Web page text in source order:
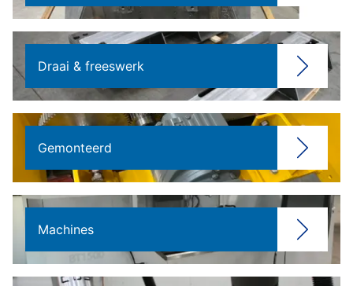
Draai & freeswerk
Gemonteerd
Machines